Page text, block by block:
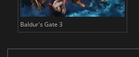
Baldur's Gate 3